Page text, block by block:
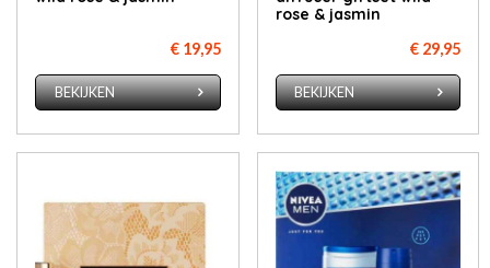
€ 19,95
BEKIJKEN
rose & jasmin
€ 29,95
BEKIJKEN